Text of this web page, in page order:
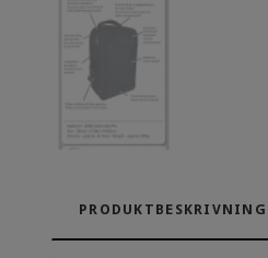
PRODUKTBESKRIVNING